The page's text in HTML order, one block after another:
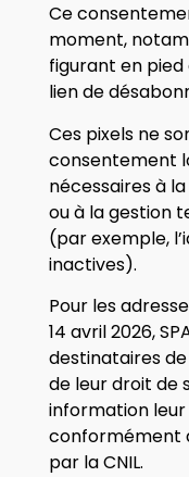
Ce
moment,
figurant en
lien de
Ces pixels ne
consentement
nécessaires à
ou à la gestion
(par exemple,
inactives).
Pour les
14 avril 2026,
destinataires de
de leur droit de
information
conformément
par la CNIL.